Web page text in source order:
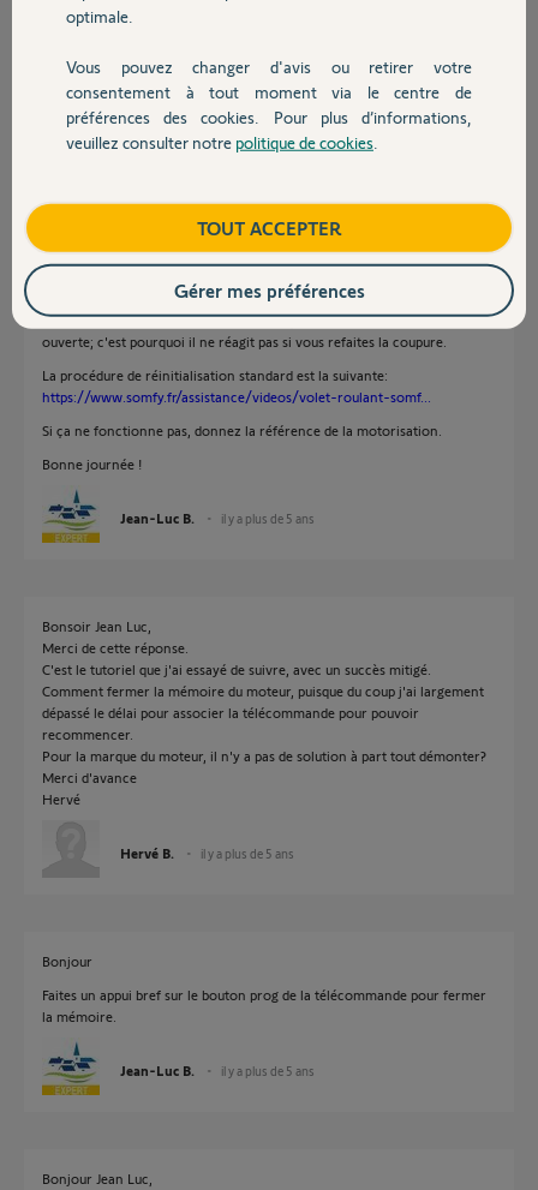
Devis avec un pro
Contact
Jean-Luc B.
Effectivement, bonsoir, et merci d'avance
Si vous avez déjà fait une coupure 2/8/2, la mémoire du moteur est déjà
ouverte; c'est pourquoi il ne réagit pas si vous refaites la coupure.
La procédure de réinitialisation standard est la suivante:
https://www.somfy.fr/assistance/videos/volet-roulant-somf...
Si ça ne fonctionne pas, donnez la référence de la motorisation.
Bonne journée !
Jean-Luc B. il y a plus de 5 ans
Bonsoir Jean Luc,
Merci de cette réponse.
C'est le tutoriel que j'ai essayé de suivre, avec un succès mitigé.
Comment fermer la mémoire du moteur, puisque du coup j'ai largement
dépassé le délai pour associer la télécommande pour pouvoir
recommencer.
Pour la marque du moteur, il n'y a pas de solution à part tout démonter?
Merci d'avance
Hervé
Hervé B. il y a plus de 5 ans
Bonjour
Faites un appui bref sur le bouton prog de la télécommande pour fermer
la mémoire.
Jean-Luc B. il y a plus de 5 ans
Bonjour Jean Luc,
optimale.
Vous pouvez changer d'avis ou retirer votre
consentement à tout moment via le centre de
préférences des cookies. Pour plus d’informations,
veuillez consulter notre politique de cookies
TOUT ACCEPTER
Gérer mes préférences